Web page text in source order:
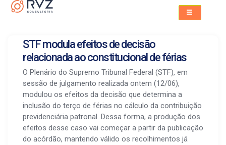
STF modula efeitos de decisão
relacionada ao constitucional de férias
O Plenário do Supremo Tribunal Federal (STF), em
sessão de julgamento realizada ontem (12/06),
modulou os efeitos da decisão que determina a
inclusão do terço de férias no cálculo da contribuição
previdenciária patronal. Dessa forma, a produção dos
efeitos desse caso vai começar a partir da publicação
do acórdão, mantendo válido os recolhimentos já